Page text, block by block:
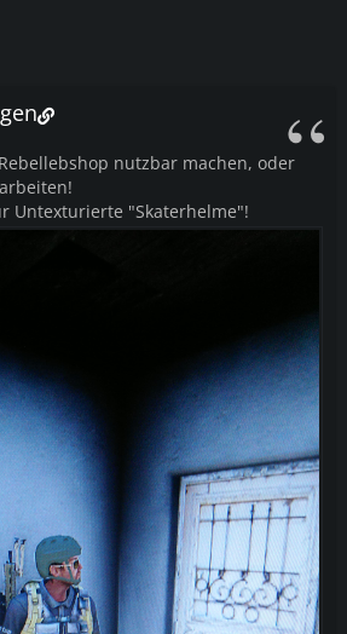
nutzbar machen, oder
Untexturierte "Skaterhelme"!